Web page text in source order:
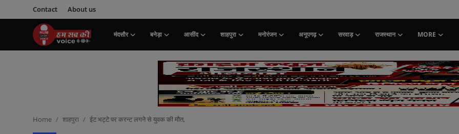
Contact About us
मंदसौर बनेड़ा आसींद शाहपुरा मनोरंजन अनूपगढ़ सरवाड़ राजस्थान MORE
Home शाहपुरा ईट भट्टे पर करन्ट लगने से युवक की मौत,